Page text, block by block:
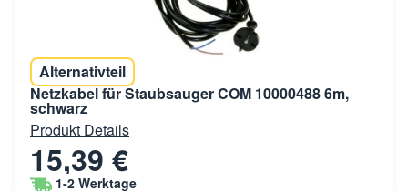
Alternativteil
Netzkabel für Staubsauger COM 10000488 6m,
schwarz
Produkt Details
15,39 €
1-2 Werktage